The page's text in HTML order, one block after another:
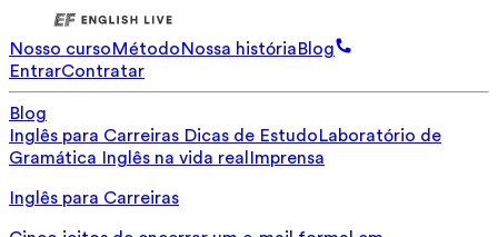
Nosso cursoMétodoNossa históriaBlog
EntrarContratar
Blog
Inglês para Carreiras Dicas de EstudoLaboratório de
Gramática Inglês na vida real Imprensa
Inglês para Carreiras